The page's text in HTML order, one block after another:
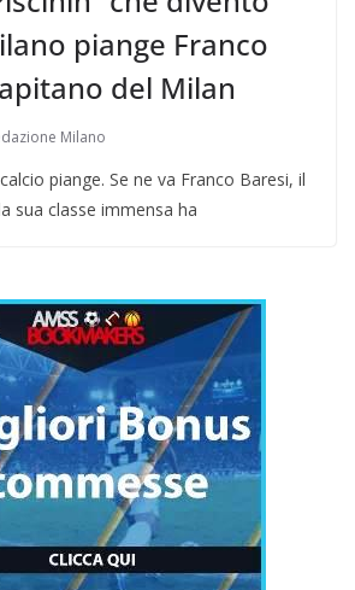
piange Franco
del Milan
Milano
piange. Se ne va Franco Baresi, il
sua classe immensa ha